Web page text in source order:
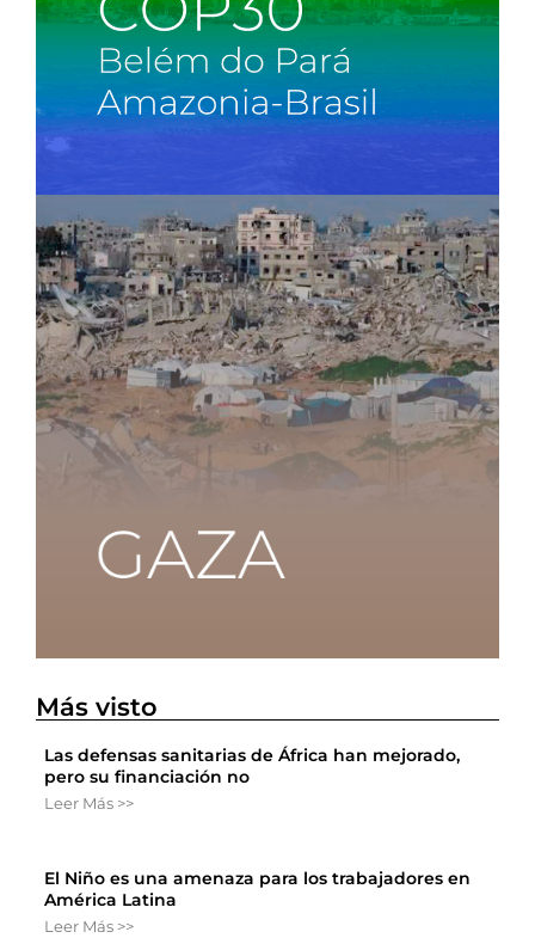
Más visto
Las defensas sanitarias de África han mejorado,
pero su financiación no
Leer Más >>
El Niño es una amenaza para los trabajadores en
América Latina
Leer Más >>